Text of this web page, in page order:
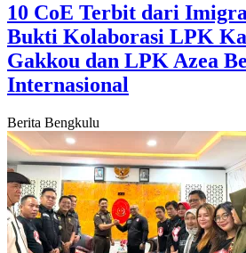
‎10 CoE Terbit dari
Bukti Kolaborasi LPK
Gakkou dan LPK Azea
Internasional
Berita Bengkulu